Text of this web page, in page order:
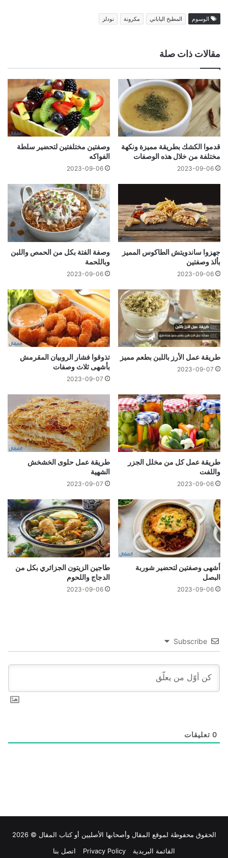
الوسوم المطبخ الياباني مكرونة نودلز
مقالات ذات صلة
قدموا الكشك بطريقة مميزة ونكهة
مختلفة من خلال هذه الوصفات
2023-09-06
وصفتين مختلفتين لتحضير سلطة
الفواكه
2023-09-06
جهزوا ساندويتش الطاكوس المميز
بألذ وصفتين
2023-09-06
وصفة الفتة بكل من الحمص واللبن
وباللحمة
2023-09-06
طريقة عمل الأرز باللبن بطعم مميز
2023-09-07
تذوقوا فشار الروبيان المقرمش
بأشهى ثلاث وصفات
2023-09-07
طريقة عمل كل من مخلل الجزر
واللفت
2023-09-06
طريقة عمل حلوى الخشخش
الشهية
2023-09-07
أشهى وصفتين لتحضير شوربة
البصل
2023-09-06
طاجين الزيتون الجزائري بكل من
الدجاج واللحوم
2023-09-06
Subscribe
0 تعليقات
الحقوق محفوظة لموقع المقال وأصحابها الأصليين أو كتاب المقال © 2026
القائمة البريدية
Privacy Policy اتصل بنا